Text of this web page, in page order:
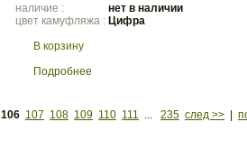
наличие :
нет в наличии
цвет камуфляжа : Цифра
В корзину
Подробнее
106 107 108 109 110 111 ... 235 след >>